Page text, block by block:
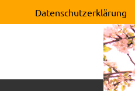
Datenschutzerklärung